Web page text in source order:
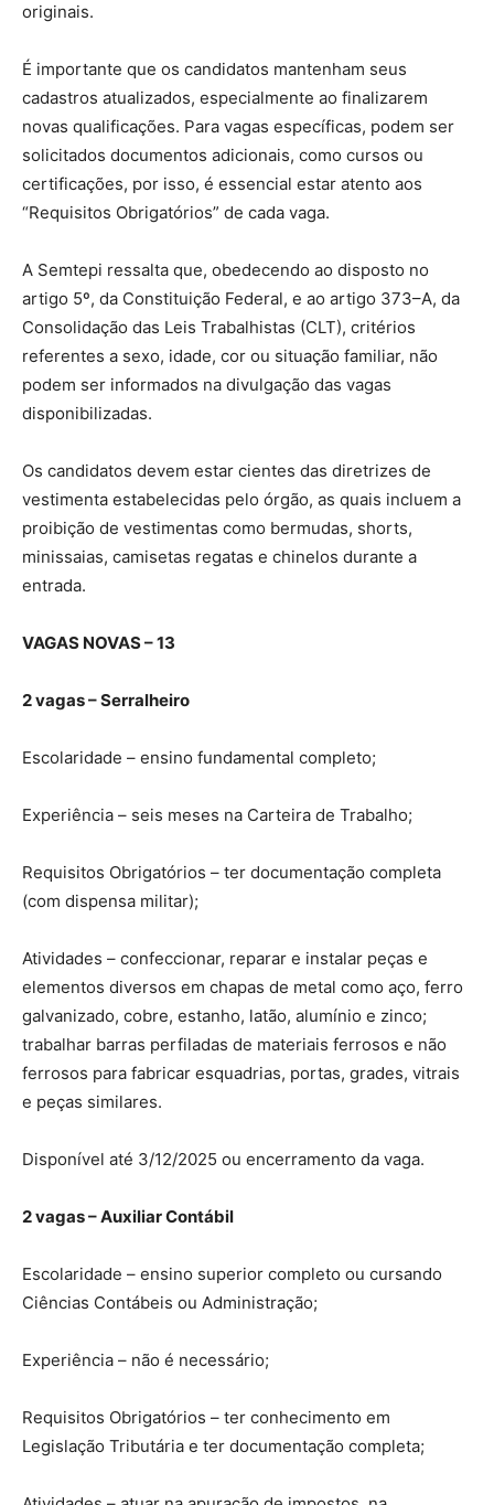
originais.
É importante que os candidatos mantenham seus
cadastros atualizados, especialmente ao finalizarem
novas qualificações. Para vagas específicas, podem ser
solicitados documentos adicionais, como cursos ou
certificações, por isso, é essencial estar atento aos
“Requisitos Obrigatórios” de cada vaga.
A Semtepi ressalta que, obedecendo ao disposto no
artigo 5º, da Constituição Federal, e ao artigo 373–A, da
Consolidação das Leis Trabalhistas (CLT), critérios
referentes a sexo, idade, cor ou situação familiar, não
podem ser informados na divulgação das vagas
disponibilizadas.
Os candidatos devem estar cientes das diretrizes de
vestimenta estabelecidas pelo órgão, as quais incluem a
proibição de vestimentas como bermudas, shorts,
minissaias, camisetas regatas e chinelos durante a
entrada.
VAGAS NOVAS – 13
2 vagas – Serralheiro
Escolaridade – ensino fundamental completo;
Experiência – seis meses na Carteira de Trabalho;
Requisitos Obrigatórios – ter documentação completa
(com dispensa militar);
Atividades – confeccionar, reparar e instalar peças e
elementos diversos em chapas de metal como aço, ferro
galvanizado, cobre, estanho, latão, alumínio e zinco;
trabalhar barras perfiladas de materiais ferrosos e não
ferrosos para fabricar esquadrias, portas, grades, vitrais
e peças similares.
Disponível até 3/12/2025 ou encerramento da vaga.
2 vagas – Auxiliar Contábil
Escolaridade – ensino superior completo ou cursando
Ciências Contábeis ou Administração;
Experiência – não é necessário;
Requisitos Obrigatórios – ter conhecimento em
Legislação Tributária e ter documentação completa;